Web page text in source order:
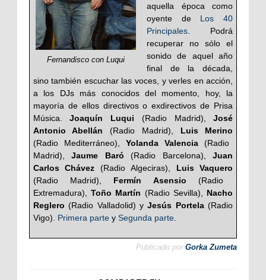
Fernandisco con Luqui
aquella época como
oyente de Los 40
Principales. Podrá
recuperar no sólo el
sonido de aquel año
final de la década,
sino también escuchar las voces, y verles en acción,
a los DJs más conocidos del momento, hoy, la
mayoría de ellos directivos o exdirectivos de Prisa
Música.Joaquín Luqui (Radio Madrid),José
Antonio Abellán (Radio Madrid), Luis Merino
(Radio Mediterráneo), Yolanda Valencia (Radio
Madrid),Jaume Baró (Radio Barcelona),Juan
Carlos Chávez (Radio Algeciras), Luis Vaquero
(Radio Madrid), Fermín Asensio (Radio
Extremadura), Toño Martín (Radio Sevilla), Nacho
Reglero (Radio Valladolid) yJesús Portela(Radio
Vigo). Primera parte y Segunda parte.
Publicado por Gorka Zumeta